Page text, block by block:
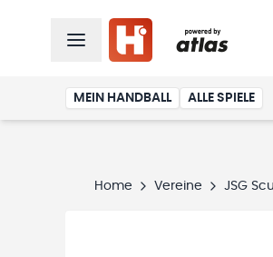
MEIN HANDBALL ALLE SPIELE
Home Vereine JSG